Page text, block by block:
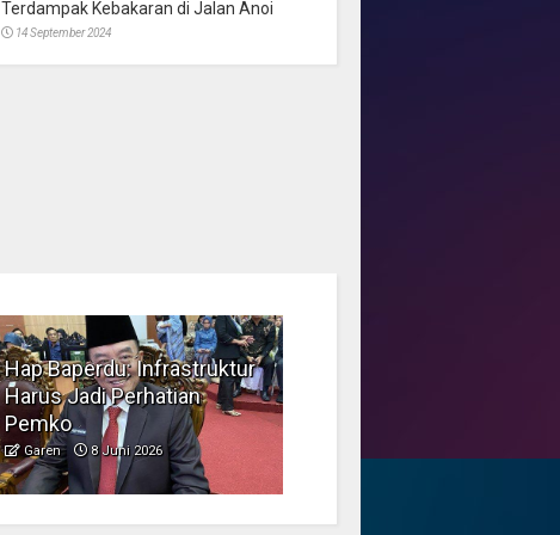
Terdampak Kebakaran di Jalan Anoi
14 September 2024
Hap Baperdu: Infrastruktur
Harus Jadi Perhatian
Pemko
Garen 8 Juni 2026